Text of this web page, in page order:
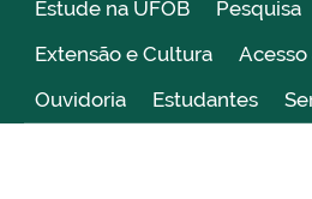
Estude na UFOB
Pesquisa
Extensão e Cultura
Ouvidoria
Estudantes